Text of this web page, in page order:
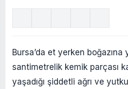
Bursa’da et yerken boğazına
santimetrelik kemik parçası
yaşadığı şiddetli ağrı ve